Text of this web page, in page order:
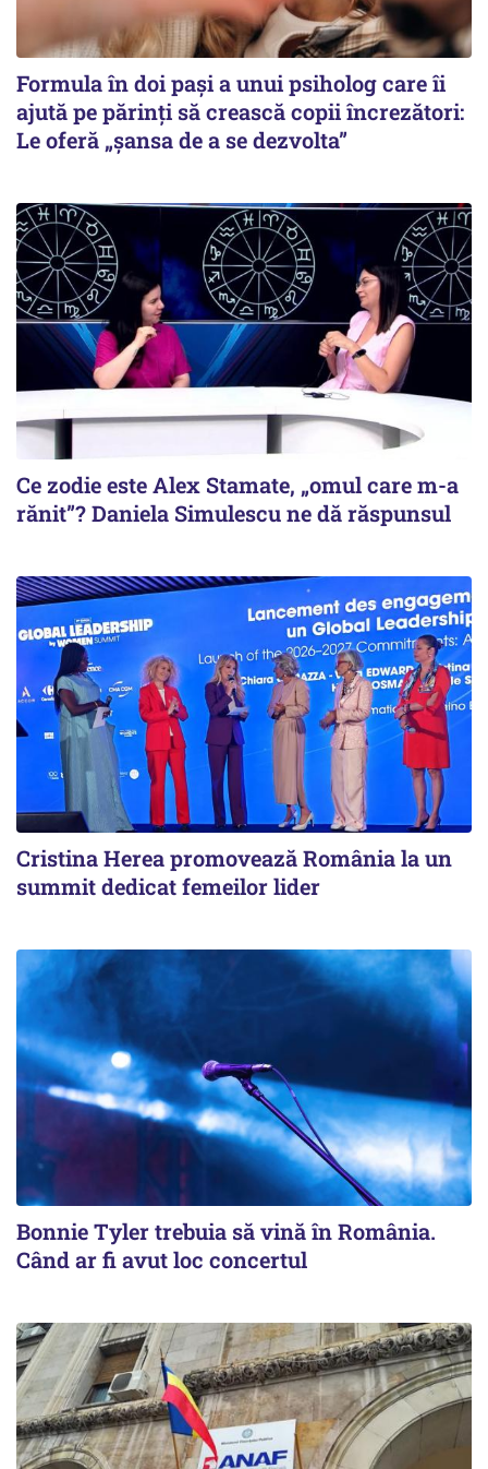
Formula în doi pași a unui psiholog care îi
ajută pe părinți să crească copii încrezători:
Le oferă „șansa de a se dezvolta”
Ce zodie este Alex Stamate, „omul care m-a
rănit”? Daniela Simulescu ne dă răspunsul
Cristina Herea promovează România la un
summit dedicat femeilor lider
Bonnie Tyler trebuia să vină în România.
Când ar fi avut loc concertul